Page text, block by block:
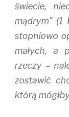
świecie,
mądrym” (1
stopniowo
małych, a
rzeczy –
zostawić
którą